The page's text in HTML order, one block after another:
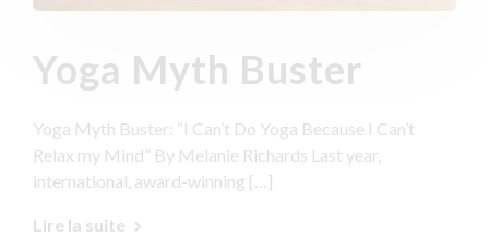
Yoga Myth Buster
Yoga Myth Buster: “I Can’t Do Yoga Because I Can’t
Relax my Mind” By Melanie Richards Last year,
international, award-winning […]
Lire la suite